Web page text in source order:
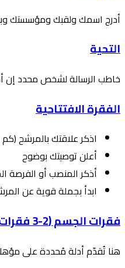
أدرج اسمك ولقبك ومؤسستك
التحية
خاطب الرسالة لشخص محدد إن
الفقرة الافتتاحية
اذكر علاقتك بالمرشح
أعلن توصيتك بوضوح
أذكر المنصب أو الفرصة
ابدأ بجملة قوية عن
فقرات الجسم (2-3 فقرات)
هنا تُقدّم أدلة مُحددة على